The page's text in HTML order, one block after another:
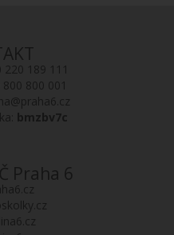
220 189 111
800 001
bmzbv7c
Praha 6